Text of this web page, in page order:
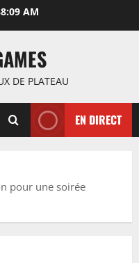
AM
DE PLATEAU
EN DIRECT
pour une soirée